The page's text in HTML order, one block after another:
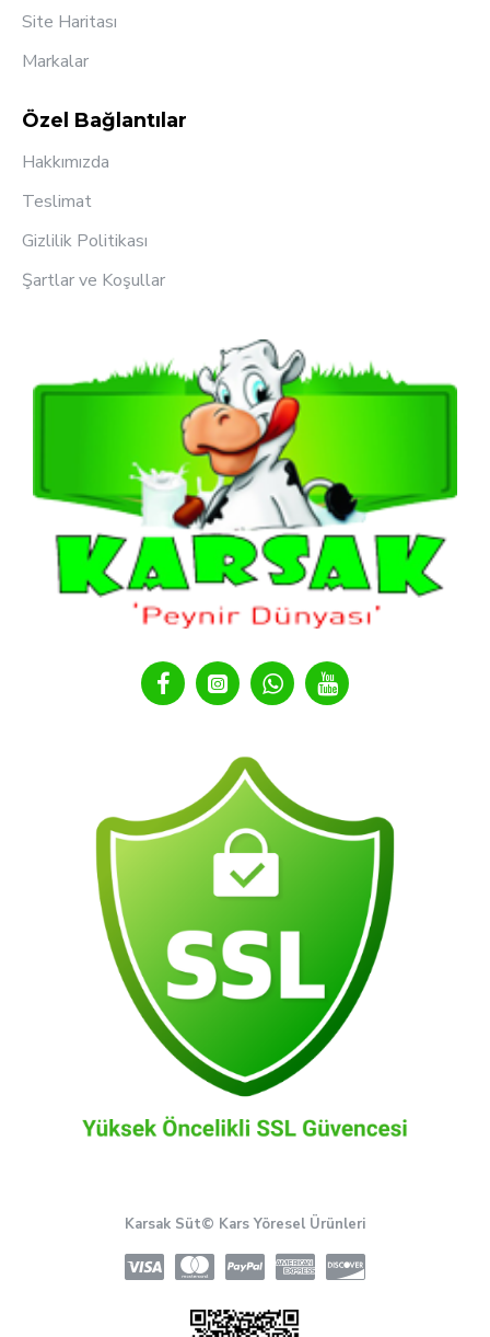
Site Haritası
Markalar
Özel Bağlantılar
Hakkımızda
Teslimat
Gizlilik Politikası
Şartlar ve Koşullar
Karsak Süt© Kars Yöresel Ürünleri